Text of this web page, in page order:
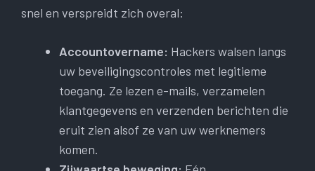
snel en verspreidt zich overal:
Accountovername: Hackers walsen langs
uw beveiligingscontroles met legitieme
toegang. Ze lezen e-mails, verzamelen
klantgegevens en verzenden berichten die
eruit zien alsof ze van uw werknemers
komen.